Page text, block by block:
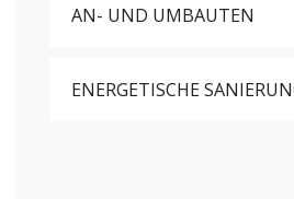
AN- UND UMBAUTEN
ENERGETISCHE